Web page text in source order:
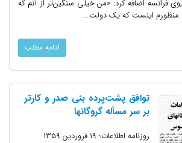
اضافه کرد: «من خیلی سنگین‌تر از آنم که
منظورم اینست که یک دولت...
ادامه مطلب
توافق پشت‌پرده بنی صدر و کارتر
بر سر مسأله گروگانها
روزنامه اطلاعات؛ ۱۹ فروردین ۱۳۵۹